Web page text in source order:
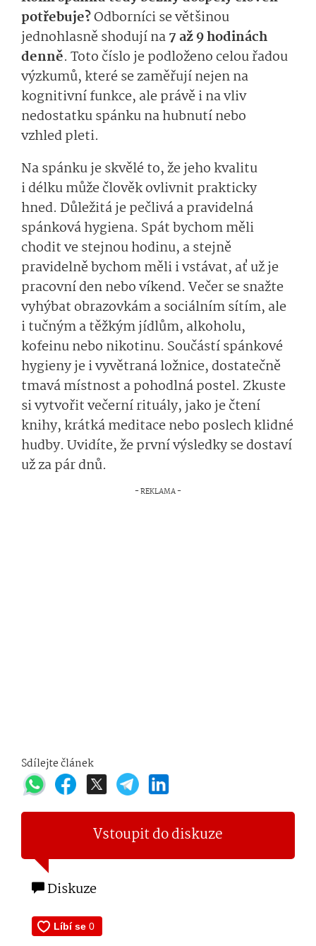
potřebuje?Odborníci se většinou
jednohlasně shodují na7 až 9 hodinách
denně. Toto číslo je podloženo celou řadou
výzkumů, které se zaměřují nejen na
kognitivní funkce, ale právě i na vliv
nedostatku spánku na hubnutí nebo
vzhled pleti.
Na spánku je skvělé to, že jeho kvalitu
i délku může člověk ovlivnit prakticky
hned. Důležitá je pečlivá a pravidelná
spánková hygiena. Spát bychom měli
chodit ve stejnou hodinu, a stejně
pravidelně bychom měli i vstávat, ať už je
pracovní den nebo víkend. Večer se snažte
vyhýbat obrazovkám a sociálním sítím, ale
i tučným a těžkým jídlům, alkoholu,
kofeinu nebo nikotinu. Součástí spánkové
hygieny je i vyvětraná ložnice, dostatečně
tmavá místnost a pohodlná postel. Zkuste
si vytvořit večerní rituály, jako je čtení
knihy, krátká meditace nebo poslech klidné
hudby. Uvidíte, že první výsledky se dostaví
už za pár dnů.
Sdílejte článek
Vstoupit do diskuze
Diskuze